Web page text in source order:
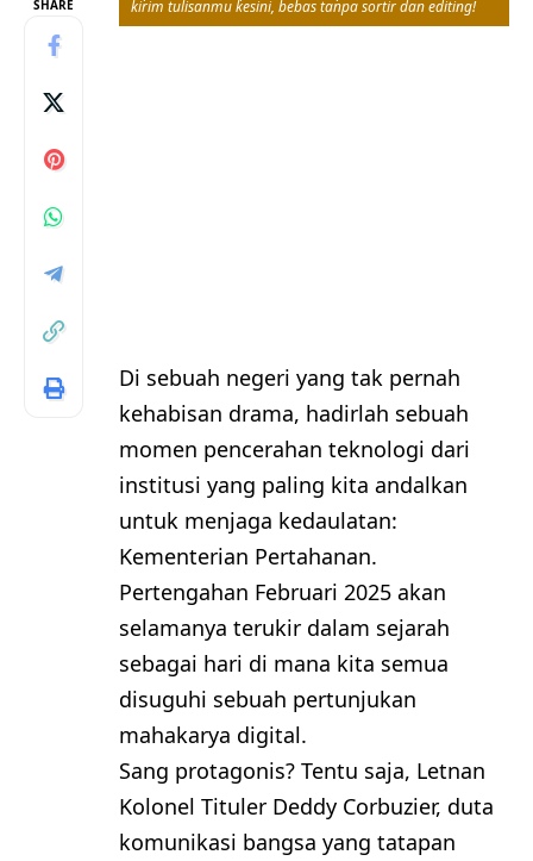
SHARE kirim tulisanmu kesini, bebas tanpa sortir dan editing!
Di sebuah negeri yang tak pernah
kehabisan drama, hadirlah sebuah
momen pencerahan teknologi dari
institusi yang paling kita andalkan
untuk menjaga kedaulatan:
Kementerian Pertahanan.
Pertengahan Februari 2025 akan
selamanya terukir dalam sejarah
sebagai hari di mana kita semua
disuguhi sebuah pertunjukan
mahakarya digital.
Sang protagonis? Tentu saja, Letnan
Kolonel Tituler Deddy Corbuzier, duta
komunikasi bangsa yang tatapan